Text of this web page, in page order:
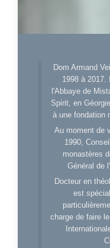
Dom Armand
1998 à 2017.
l'Abbaye de
Spirit, en
à une fondation
Au moment de
1990,
monastères
Général de
Docteur en
est
charge de faire